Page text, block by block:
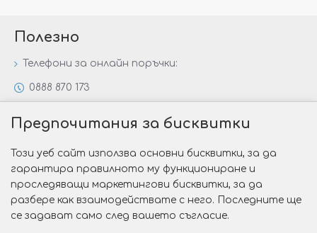
Полезно
Телефони за онлайн поръчки:
0888 870 173
Специални предложения
Защо да изберете Victoria Gold&Silver?
Как да изберем годежен пръстен?
Предпочитания за бисквитки
Този уеб сайт използва основни бисквитки, за да
гарантира правилното му функциониране и
проследяващи маркетингови бисквитки, за да
разбере как взаимодействате с него. Последните ще
се задават само след вашето съгласие.